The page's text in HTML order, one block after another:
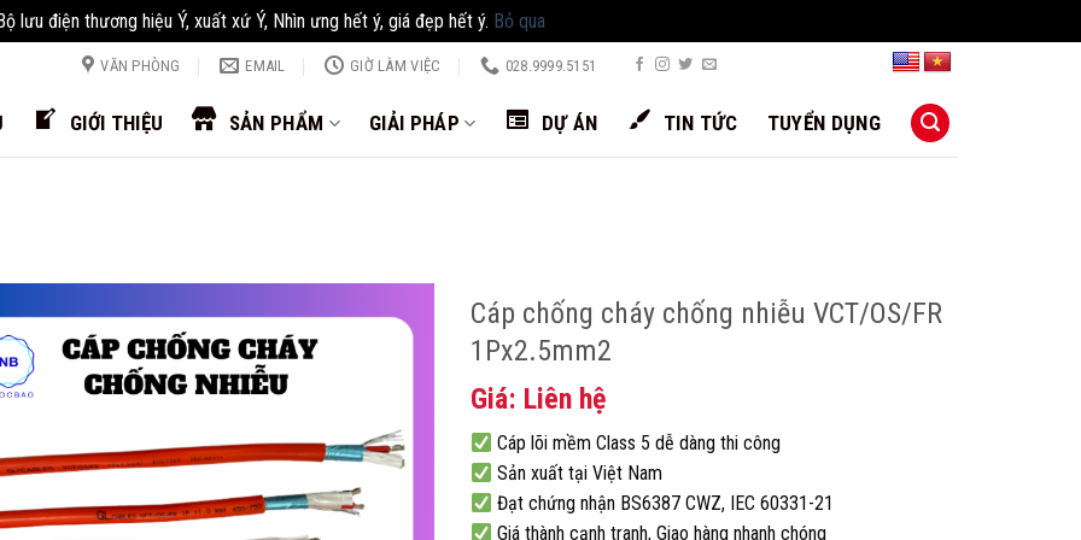
lưu điện thương hiệu Ý, xuất xứ Ý, Nhìn ưng hết ý, giá đẹp hết ý. Bỏ qua
VĂN PHÒNG EMAIL GIỜ LÀM VIỆC 028.9999.5151
GIỚI THIỆU SẢN PHẨM GIẢI PHÁP DỰ ÁN TIN TỨC TUYỂN DỤNG
Cáp chống cháy chống nhiễu VCT/OS/FR
1Px2.5mm2
Giá: Liên hệ
Cáp lõi mềm Class 5 dễ dàng thi công
Sản xuất tại Việt Nam
Đạt chứng nhận BS6387 CWZ, IEC 60331-21
Giá thành cạnh tranh, Giao hàng nhanh chóng